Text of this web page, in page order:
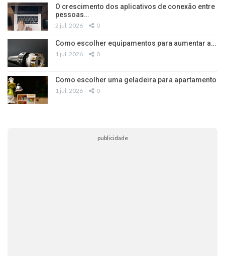
O crescimento dos aplicativos de conexão entre
pessoas…
2 jul, 2026 0
Como escolher equipamentos para aumentar a…
1 jul, 2026 0
Como escolher uma geladeira para apartamento
1 jul, 2026 0
publicidade